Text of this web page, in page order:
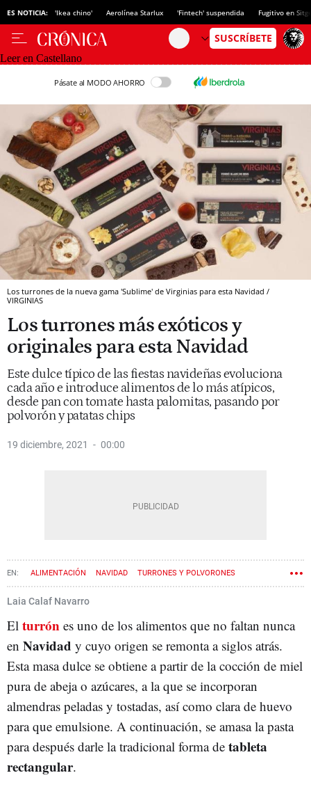
ES NOTICIA: 'Ikea chino' Aerolínea Starlux 'Fintech' suspendida Fugitivo en
Leer en Castellano
Pásate al MODO AHORRO
Los turrones de la nueva gama 'Sublime' de Virginias para esta Navidad /
VIRGINIAS
Los turrones más exóticos y
originales para esta Navidad
Este dulce típico de las fiestas navideñas evoluciona
cada año e introduce alimentos de lo más atípicos,
desde pan con tomate hasta palomitas, pasando por
polvorón y patatas chips
19 diciembre, 2021 00:00
ALIMENTACIÓN NAVIDAD TURRONES Y POLVORONES
CHOCOLATE
Laia Calaf Navarro
El turrón es uno de los alimentos que no faltan nunca
en Navidad y cuyo origen se remonta a siglos atrás.
Esta masa dulce se obtiene a partir de la cocción de miel
pura de abeja o azúcares, a la que se incorporan
almendras peladas y tostadas, así como clara de huevo
para que emulsione. A continuación, se amasa la pasta
para después darle la tradicional forma de tableta
rectangular.